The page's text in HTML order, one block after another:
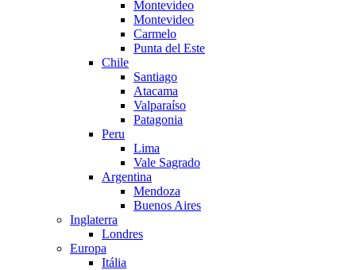
Montevideo
Montevideo
Carmelo
Punta del Este
Chile
Santiago
Atacama
Valparaíso
Patagonia
Peru
Lima
Vale Sagrado
Argentina
Mendoza
Buenos Aires
Inglaterra
Londres
Europa
Itália